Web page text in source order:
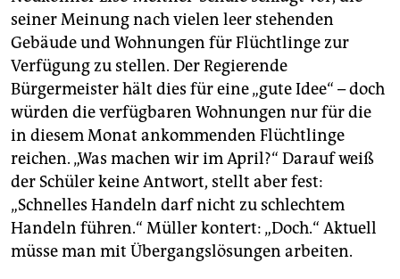
seiner Meinung nach vielen leer stehenden
Gebäude und Wohnungen für Flüchtlinge zur
Verfügung zu stellen. Der Regierende
Bürgermeister hält dies für eine „gute Idee“ – doch
würden die verfügbaren Wohnungen nur für die
in diesem Monat ankommenden Flüchtlinge
reichen. „Was machen wir im April?“ Darauf weiß
der Schüler keine Antwort, stellt aber fest:
„Schnelles Handeln darf nicht zu schlechtem
Handeln führen.“ Müller kontert: „Doch.“ Aktuell
müsse man mit Übergangslösungen arbeiten.